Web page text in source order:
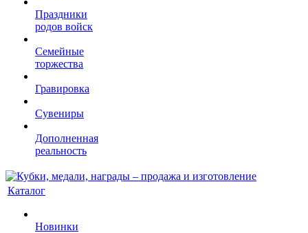
Праздники
родов войск
Семейные
торжества
Гравировка
Сувениры
Дополненная
реальность
Каталог
Новинки